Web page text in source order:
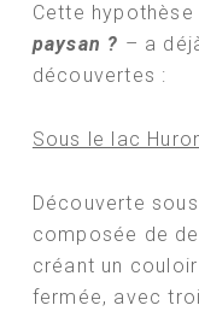
Cette hypothèse
paysan ? – a
découvertes :
Sous le lac
Découverte
composée de
créant un
fermée, avec